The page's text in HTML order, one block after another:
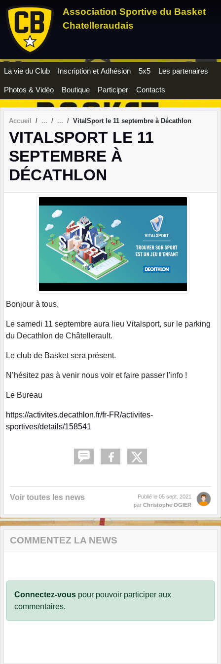
Association Sportive du Basket
Chatelleraudais
La vie du Club Inscription et Adhésion 5x5 Les partenaires
Photos & Vidéo Boutique Participer Contacts
Accueil VitalSport le 11 septembre à Décathlon
VITALSPORT LE 11
SEPTEMBRE À
DÉCATHLON
Bonjour à tous,
Le samedi 11 septembre aura lieu Vitalsport, sur le parking
du Decathlon de Châtellerault.
Le club de Basket sera présent.
N’hésitez pas à venir nous voir et faire passer l'info !
Le Bureau
https://activites.decathlon.fr/fr-FR/activites-
sportives/details/158541
Voir toutes les news Publié le 05 sept. 2021
par Christophe OGIER
COMMENTEZ LA NEWS
Connectez-vous pour pouvoir participer aux
commentaires.
Panneau de gestion des cookies